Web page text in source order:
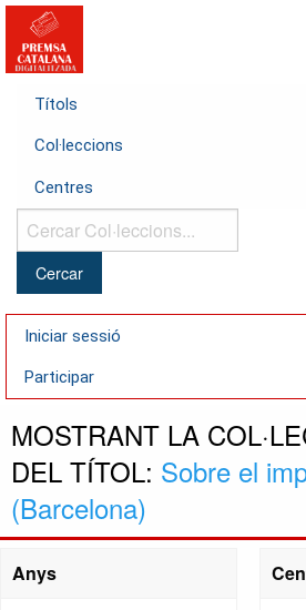
Títols
Col·leccions
Centres
Cercar
Col·leccions...
Iniciar sessió
Participar
MOSTRANT LA
DEL TÍTOL: Sobre el
(Barcelona)
Anys